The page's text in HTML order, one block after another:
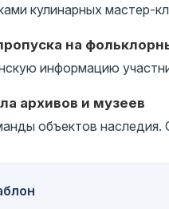
кулинарных мастер-
на
информацию
архивов и музеев
объектов наследия.